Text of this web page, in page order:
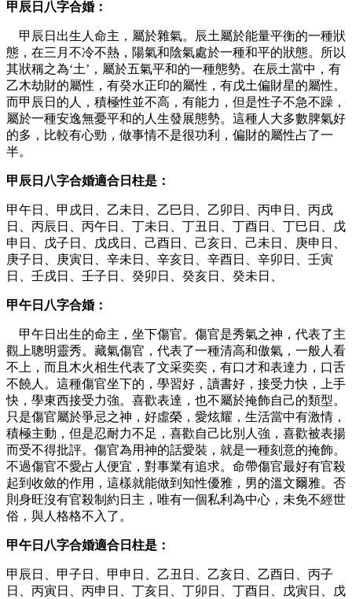
甲辰日八字合婚：
甲辰日出生人命主，屬於雜氣。辰土屬於能量平衡的一種狀
態，在三月不冷不熱，陽氣和陰氣處於一種和平的狀態。所以
其狀稱之為‘土’，屬於五氣平和的一種態勢。在辰土當中，有
乙木劫財的屬性，有癸水正印的屬性，有戊土偏財星的屬性。
而甲辰日的人，積極性並不高，有能力，但是性子不急不躁，
屬於一種安逸無憂平和的人生發展態勢。這種人大多數脾氣好
的多，比較有心勁，做事情不是很功利，偏財的屬性占了一
半。
甲辰日八字合婚適合日柱是：
甲午日、甲戌日、乙未日、乙巳日、乙卯日、丙申日、丙戌
日、丙辰日、丙午日、丁未日、丁丑日、丁酉日、丁巳日、戊
申日、戊子日、戊戌日、己酉日、己亥日、己未日、庚申日、
庚子日、庚寅日、辛未日、辛亥日、辛酉日、辛卯日、壬寅
日、壬戌日、壬子日、癸卯日、癸亥日、癸未日、
甲午日八字合婚：
甲午日出生的命主，坐下傷官。傷官是秀氣之神，代表了主
觀上聰明靈秀。藏氣傷官，代表了一種清高和傲氣，一般人看
不上，而且木火相生代表了文采奕奕，有口才和表達力，口舌
不饒人。這種傷官坐下的，學習好，讀書好，接受力快，上手
快，學東西接受力強。喜歡表達，也不屬於掩飾自己的類型。
只是傷官屬於爭忌之神，好虛榮，愛炫耀，生活當中有激情，
積極主動，但是忍耐力不足，喜歡自己比別人強，喜歡被表揚
而受不得批評。傷官為用神的話愛裝，就是一種刻意的掩飾。
不過傷官不愛占人便宜，對事業有追求。命帶傷官最好有官殺
起到收斂的作用，這樣就能做到知性優雅，男的溫文爾雅。否
則身旺沒有官殺制約日主，唯有一個私利為中心，未免不經世
俗，與人格格不入了。
甲午日八字合婚適合日柱是：
甲辰日、甲子日、甲申日、乙丑日、乙亥日、乙酉日、丙子
日、丙寅日、丙申日、丁亥日、丁卯日、丁酉日、戊寅日、戊